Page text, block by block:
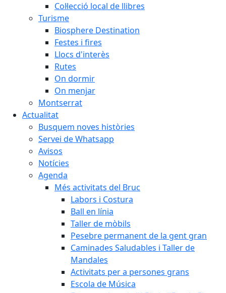
Col·lecció local de llibres
Turisme
Biosphere Destination
Festes i fires
Llocs d'interès
Rutes
On dormir
On menjar
Montserrat
Actualitat
Busquem noves històries
Servei de Whatsapp
Avisos
Notícies
Agenda
Més activitats del Bruc
Labors i Costura
Ball en línia
Taller de mòbils
Pesebre permanent de la gent gran
Caminades Saludables i Taller de
Mandales
Activitats per a persones grans
Escola de Música